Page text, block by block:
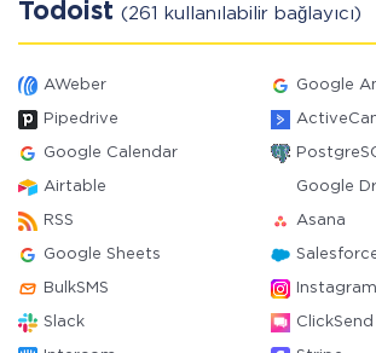
Todoist (261 kullanılabilir bağlayıcı)
AWeber Google
Pipedrive
Google Calendar
Airtable Google
RSS Asana
Google Sheets
BulkSMS Instagram
Slack ClickSend